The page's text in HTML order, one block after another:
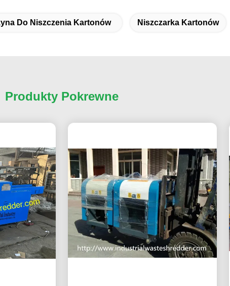
Do Niszczenia Kartonów Niszczarka Kartonów
Produkty Pokrewne